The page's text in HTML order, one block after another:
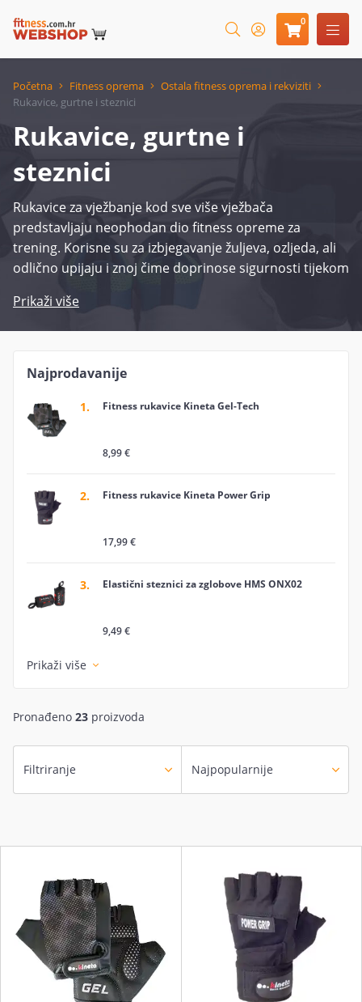
0
Početna Fitness oprema
Ostala fitness oprema i rekviziti
Rukavice, gurtne i steznici
Rukavice, gurtne i
steznici
Rukavice za vježbanje kod sve više vježbača
predstavljaju neophodan dio fitness opreme za
trening. Korisne su za izbjegavanje žuljeva, ozljeda, ali
odlično upijaju i znoj čime doprinose sigurnosti tijekom
pojedine imaju i podesivu traku (steznik) oko ručnog
zgloba za bolju stabilnost rukavice i za smanjenje
i čvršćem hvatu tijekom vježbanja, a posljedično i do
Prikaži više
Najprodavanije
1. Fitness rukavice Kineta Gel-Tech
8,99 €
2. Fitness rukavice Kineta Power Grip
17,99 €
3. Elastični steznici za zglobove HMS ONX02
9,49 €
Prikaži više
Pronađeno 23 proizvoda
Filtriranje